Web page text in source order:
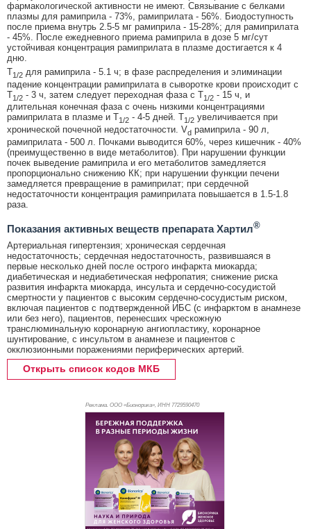
фармакологической активности не имеют. Связывание с белками
плазмы для рамиприла - 73%, рамиприлата - 56%. Биодоступность
после приема внутрь 2.5-5 мг рамиприла - 15-28%; для рамиприлата
- 45%. После ежедневного приема рамиприла в дозе 5 мг/сут
устойчивая концентрация рамиприлата в плазме достигается к 4
дню.
T1/2 для рамиприла - 5.1 ч; в фазе распределения и элиминации
падение концентрации рамиприлата в сыворотке крови происходит с
T1/2 - 3 ч, затем следует переходная фаза с T1/2 - 15 ч, и
длительная конечная фаза с очень низкими концентрациями
рамиприлата в плазме и T1/2 - 4-5 дней. T1/2 увеличивается при
хронической почечной недостаточности. Vd рамиприла - 90 л,
рамиприлата - 500 л. Почками выводится 60%, через кишечник - 40%
(преимущественно в виде метаболитов). При нарушении функции
почек выведение рамиприла и его метаболитов замедляется
пропорционально снижению КК; при нарушении функции печени
замедляется превращение в рамиприлат; при сердечной
недостаточности концентрация рамиприлата повышается в 1.5-1.8
раза.
Показания активных веществ препарата Хартил®
Артериальная гипертензия; хроническая сердечная
недостаточность; сердечная недостаточность, развившаяся в
первые несколько дней после острого инфаркта миокарда;
диабетическая и недиабетическая нефропатия; снижение риска
развития инфаркта миокарда, инсульта и сердечно-сосудистой
смертности у пациентов с высоким сердечно-сосудистым риском,
включая пациентов с подтвержденной ИБС (с инфарктом в анамнезе
или без него), пациентов, перенесших чрескожную
транслюминальную коронарную ангиопластику, коронарное
шунтирование, с инсультом в анамнезе и пациентов с
окклюзионными поражениями периферических артерий.
Открыть список кодов МКБ
Реклама. ООО «Бионорика», ИНН 7729590470